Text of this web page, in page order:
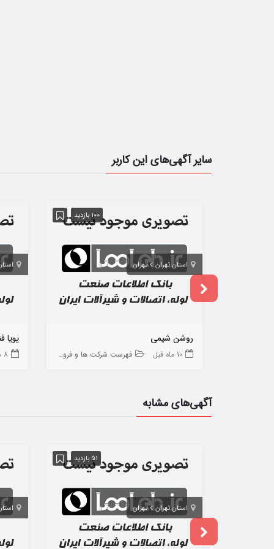
سایر آگهی‌های این کاربر
100 بازدید
استان تهران تهران
روشن شیمی
10 ماه قبل فهرست شرکت ها و فروشگاه ها
پویا
8 ماه قبل
آگهی‌های مشابه
51 بازدید
استان تهران تهران